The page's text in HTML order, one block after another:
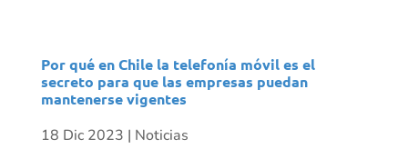
Por qué en Chile la telefonía móvil es el
secreto para que las empresas puedan
mantenerse vigentes
18 Dic 2023 | Noticias